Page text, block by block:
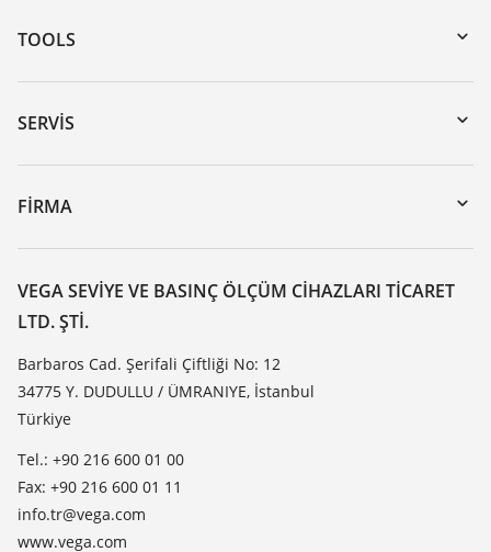
TOOLS
Download’lar
Seri numarası girerek cihaz arama
DTM Collection/PACTware
SERVIS
Cihazının geri gönderimi
Seminerler
Dirençlilik listesi
Dielektrisite listesi
TeamViewer
FIRMA
VEGA hakkında
Iletisim
Haber makaleleri
Basin
Blog
VEGA SEVIYE VE BASINÇ ÖLÇÜM CIHAZLARI TICARET
LTD. ŞTI.
Barbaros Cad. Şerifali Çiftliği No: 12
34775 Y. DUDULLU / ÜMRANIYE, İstanbul
Türkiye
Tel.: +90 216 600 01 00
Fax: +90 216 600 01 11
info.tr@vega.com
www.vega.com